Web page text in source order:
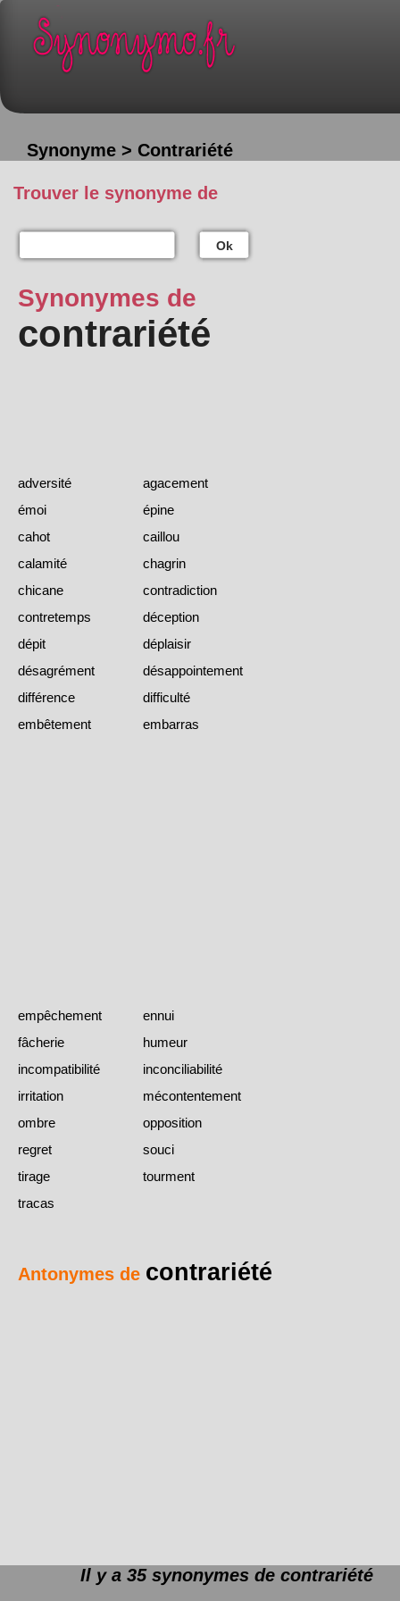
Synonyme > Contrariété
Trouver le synonyme de
Ok
Synonymes de
contrariété
adversité
agacement
émoi
épine
cahot
caillou
calamité
chagrin
chicane
contradiction
contretemps
déception
dépit
déplaisir
désagrément
désappointement
différence
difficulté
embêtement
embarras
empêchement
ennui
fâcherie
humeur
incompatibilité
inconciliabilité
irritation
mécontentement
ombre
opposition
regret
souci
tirage
tourment
tracas
Antonymes de contrariété
Il y a 35 synonymes de contrariété